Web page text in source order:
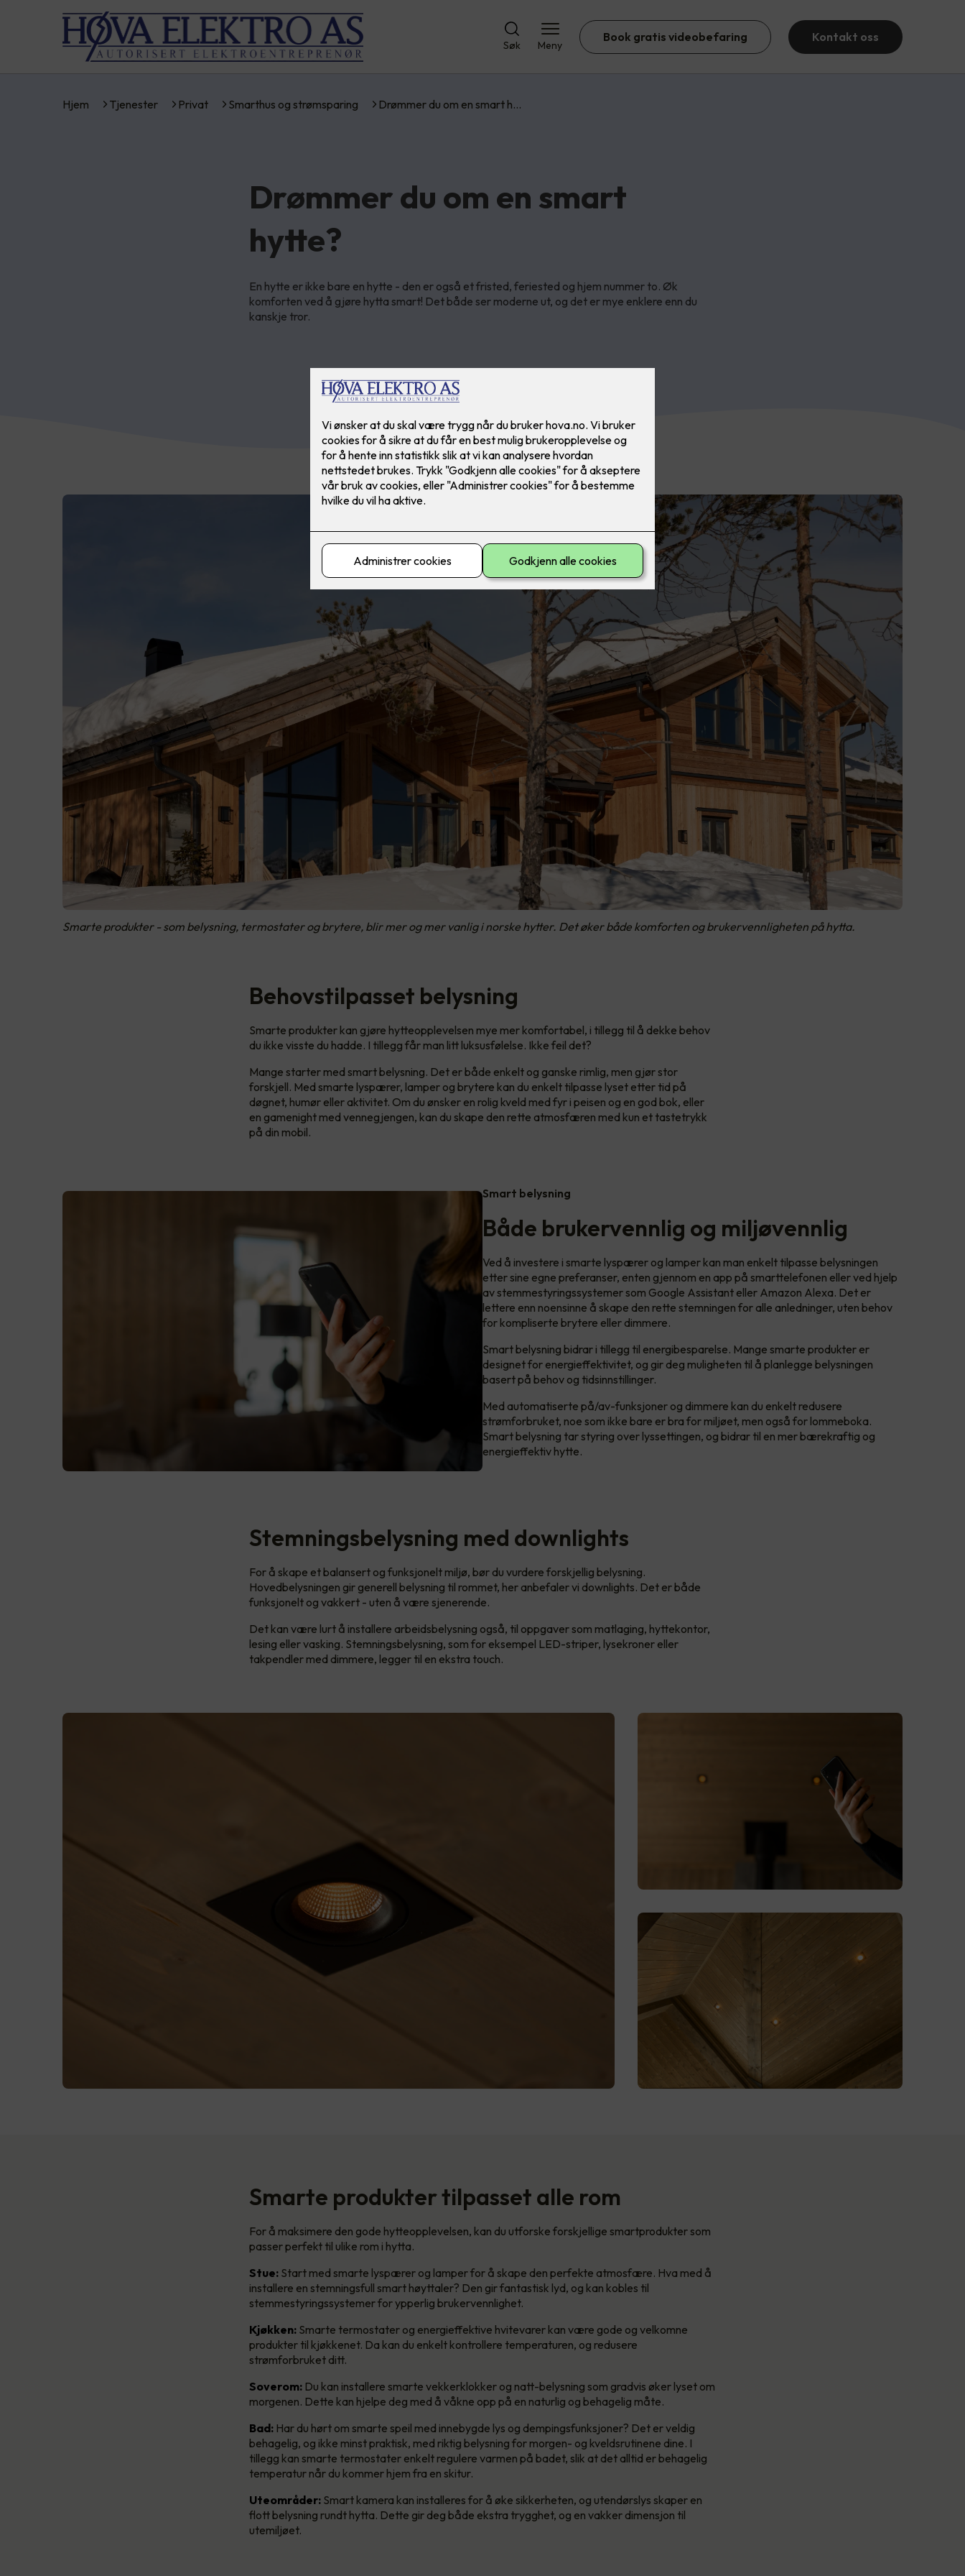
Søk Meny
Book gratis videobefaring Kontakt oss
Hjem Tjenester Privat Smarthus og strømsparing Drømmer du om en smart h…
Drømmer du om en smart
hytte?
En hytte er ikke bare en hytte - den er også et fristed, feriested og hjem nummer to. Øk
komforten ved å gjøre hytta smart! Det både ser moderne ut, og det er mye enklere enn du
kanskje tror.
Smarte produkter - som belysning, termostater og brytere, blir mer og mer vanlig i norske hytter. Det øker både komforten og brukervennligheten på hytta.
Behovstilpasset belysning
Smarte produkter kan gjøre hytteopplevelsen mye mer komfortabel, i tillegg til å dekke behov
du ikke visste du hadde. I tillegg får man litt luksusfølelse. Ikke feil det?
Mange starter med smart belysning. Det er både enkelt og ganske rimlig, men gjør stor
forskjell. Med smarte lyspærer, lamper og brytere kan du enkelt tilpasse lyset etter tid på
døgnet, humør eller aktivitet. Om du ønsker en rolig kveld med fyr i peisen og en god bok, eller
en gamenight med vennegjengen, kan du skape den rette atmosfæren med kun et tastetrykk
på din mobil.
Smart belysning
Både brukervennlig og miljøvennlig
Ved å investere i smarte lyspærer og lamper kan man enkelt tilpasse belysningen
etter sine egne preferanser, enten gjennom en app på smarttelefonen eller ved hjelp
av stemmestyringssystemer som Google Assistant eller Amazon Alexa. Det er
lettere enn noensinne å skape den rette stemningen for alle anledninger, uten behov
for kompliserte brytere eller dimmere.
Smart belysning bidrar i tillegg til energibesparelse. Mange smarte produkter er
designet for energieffektivitet, og gir deg muligheten til å planlegge belysningen
basert på behov og tidsinnstillinger.
Med automatiserte på/av-funksjoner og dimmere kan du enkelt redusere
strømforbruket, noe som ikke bare er bra for miljøet, men også for lommeboka.
Smart belysning tar styring over lyssettingen, og bidrar til en mer bærekraftig og
energieffektiv hytte.
Stemningsbelysning med downlights
For å skape et balansert og funksjonelt miljø, bør du vurdere forskjellig belysning.
Hovedbelysningen gir generell belysning til rommet, her anbefaler vi downlights. Det er både
funksjonelt og vakkert - uten å være sjenerende.
Det kan være lurt å installere arbeidsbelysning også, til oppgaver som matlaging, hyttekontor,
lesing eller vasking. Stemningsbelysning, som for eksempel LED-striper, lysekroner eller
takpendler med dimmere, legger til en ekstra touch.
Smarte produkter tilpasset alle rom
For å maksimere den gode hytteopplevelsen, kan du utforske forskjellige smartprodukter som
passer perfekt til ulike rom i hytta.
Stue: Start med smarte lyspærer og lamper for å skape den perfekte atmosfære. Hva med å
installere en stemningsfull smart høyttaler? Den gir fantastisk lyd, og kan kobles til
stemmestyringssystemer for ypperlig brukervennlighet.
Kjøkken: Smarte termostater og energieffektive hvitevarer kan være gode og velkomne
produkter til kjøkkenet. Da kan du enkelt kontrollere temperaturen, og redusere
strømforbruket ditt.
Soverom: Du kan installere smarte vekkerklokker og natt-belysning som gradvis øker lyset om
morgenen. Dette kan hjelpe deg med å våkne opp på en naturlig og behagelig måte.
Bad: Har du hørt om smarte speil med innebygde lys og dempingsfunksjoner? Det er veldig
behagelig, og ikke minst praktisk, med riktig belysning for morgen- og kveldsrutinene dine. I
tillegg kan smarte termostater enkelt regulere varmen på badet, slik at det alltid er behagelig
temperatur når du kommer hjem fra en skitur.
Uteområder: Smart kamera kan installeres for å øke sikkerheten, og utendørslys skaper en
flott belysning rundt hytta. Dette gir deg både ekstra trygghet, og en vakker dimensjon til
utemiljøet.